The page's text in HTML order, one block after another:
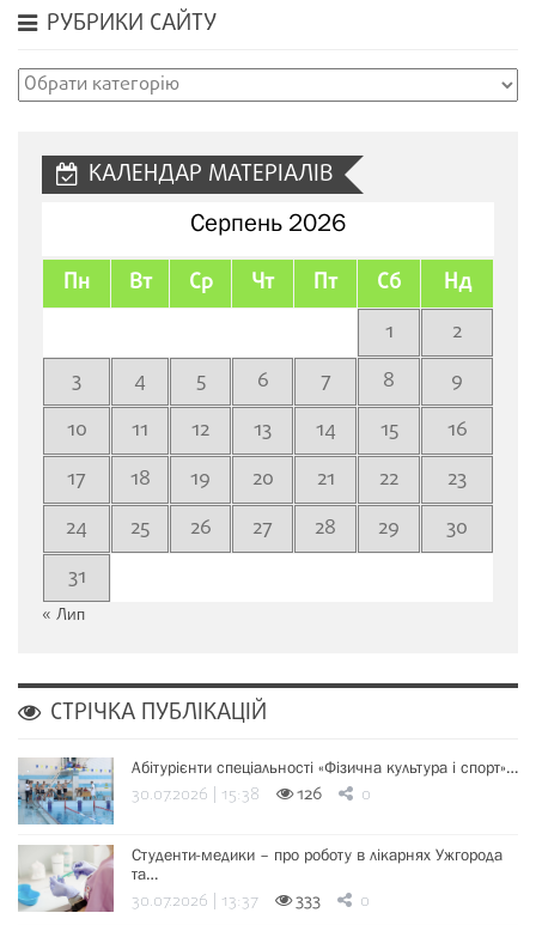
РУБРИКИ САЙТУ
Рубрики
КАЛЕНДАР МАТЕРІАЛІВ
Серпень 2026
Пн Вт Ср Чт Пт Сб Нд
1
2
3
4 5 6 7 8
9
10
11 12 13 14 15
16
17
18 19 20 21 22
23
24
25 26 27 28 29
30
31
« Лип
СТРІЧКА ПУБЛІКАЦІЙ
Абітурієнти спеціальності «Фізична культура і спорт»…
30.07.2026 | 15:38 126 0
Студенти-медики – про роботу в лікарнях Ужгорода
та…
30.07.2026 | 13:37 333 0